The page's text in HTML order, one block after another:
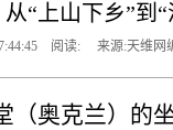
“上山下乡”到“
阅读: 来源:天维网
奥克兰）的